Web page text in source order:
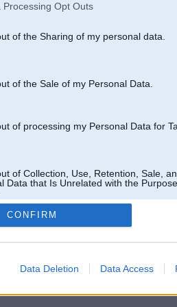
Processing Opt Outs
of the Sharing of my personal data.
of the Sale of my Personal Data.
of processing my Personal Data for
of Collection, Use, Retention, Sale,
Data that Is Unrelated with the
CONFIRM
Data Deletion Data Access
ar